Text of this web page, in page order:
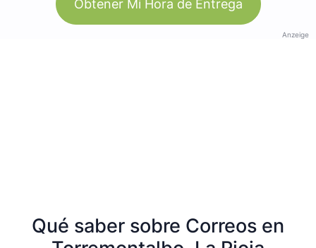
Obtener Mi Hora de Entrega
Anzeige
Qué saber sobre Correos en